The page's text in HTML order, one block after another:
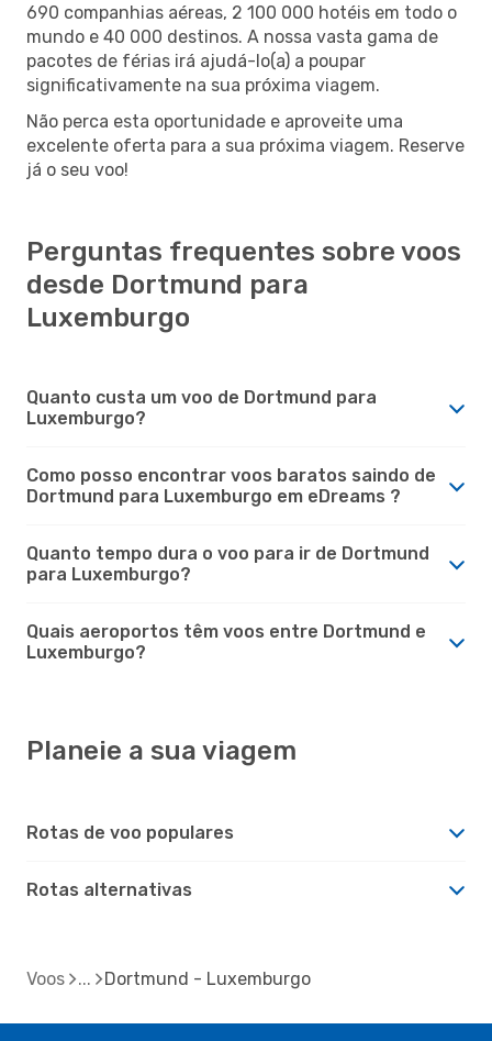
690 companhias aéreas, 2 100 000 hotéis em todo o
mundo e 40 000 destinos. A nossa vasta gama de
pacotes de férias irá ajudá-lo(a) a poupar
significativamente na sua próxima viagem.
Não perca esta oportunidade e aproveite uma
excelente oferta para a sua próxima viagem. Reserve
já o seu voo!
Perguntas frequentes sobre voos
desde Dortmund para
Luxemburgo
Quanto custa um voo de Dortmund para
Luxemburgo?
Como posso encontrar voos baratos saindo de
Dortmund para Luxemburgo em eDreams ?
Quanto tempo dura o voo para ir de Dortmund
para Luxemburgo?
Quais aeroportos têm voos entre Dortmund e
Luxemburgo?
Planeie a sua viagem
Rotas de voo populares
Rotas alternativas
Voos Dortmund - Luxemburgo